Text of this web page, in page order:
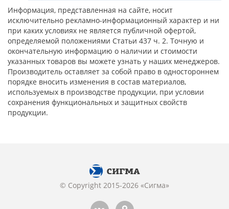
Информация, представленная на сайте, носит
исключительно рекламно-информационный характер и ни
при каких условиях не является публичной офертой,
определяемой положениями Статьи 437 ч. 2. Точную и
окончательную информацию о наличии и стоимости
указанных товаров вы можете узнать у наших менеджеров.
Производитель оставляет за собой право в одностороннем
порядке вносить изменения в состав материалов,
используемых в производстве продукции, при условии
сохранения функциональных и защитных свойств
продукции.
© Copyright 2015-2026 «Сигма»